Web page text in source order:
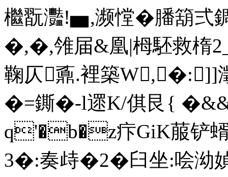
檵翫灩!▅,濒憆�膰箶弍
�,�,雂届&凰|栂駓救楕
鞠仄鼒.裡築W,�:]]
�=鐁�-l遝K/倛艮{
q'�b�z疜GiK菔铲蝑
3�:奏歭�2�臼坐:哙泑